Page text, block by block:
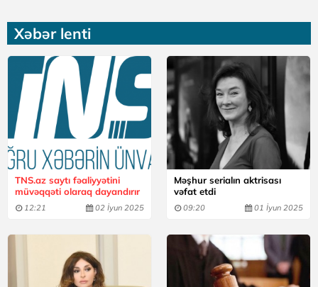
Xəbər lenti
TNS.az saytı fəaliyyətini
müvəqqəti olaraq dayandırır
12:21 02 İyun 2025
Məşhur serialın aktrisası
vəfat etdi
09:20 01 İyun 2025